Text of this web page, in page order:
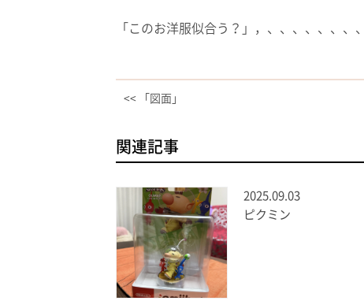
「このお洋服似合う？」，、、、、、、、
<< 「図面」
関連記事
2025.09.03
ピクミン